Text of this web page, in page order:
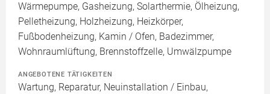
Wärmepumpe, Gasheizung, Solarthermie, Ölheizung,
Pelletheizung, Holzheizung, Heizkörper,
Fußbodenheizung, Kamin / Ofen, Badezimmer,
Wohnraumlüftung, Brennstoffzelle, Umwälzpumpe
ANGEBOTENE TÄTIGKEITEN
Wartung, Reparatur, Neuinstallation / Einbau,